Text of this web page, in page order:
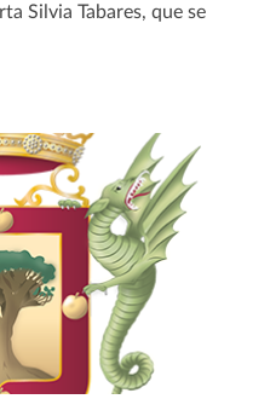
Silvia Tabares, que se